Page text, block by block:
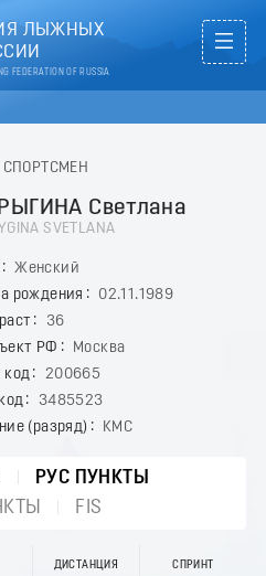
ЛЫЖНЫХ
FEDERATION OF RUSSIA
СПОРТСМЕН
Светлана
SVETLANA
Женский
рождения
02.11.1989
36
РФ
Москва
код
200665
3485523
(разряд)
КМС
РУС ПУНКТЫ
FIS
ДИСТАНЦИЯ СПРИНТ